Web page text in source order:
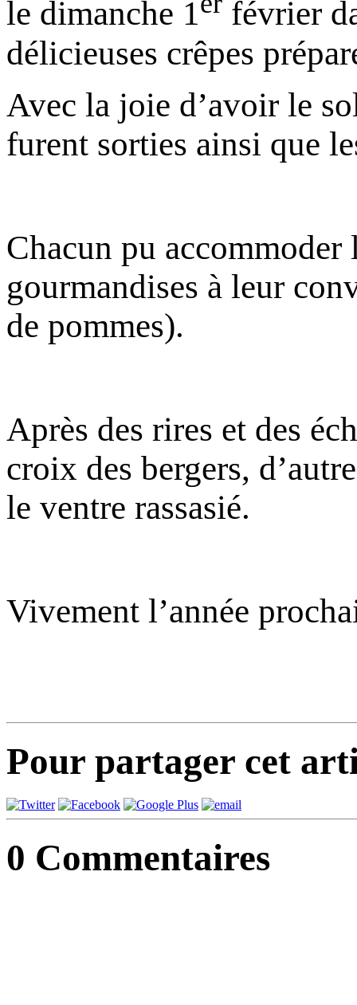
le dimanche 1
février
délicieuses crêpes
Avec la joie d’avoir le
furent sorties ainsi que
Chacun pu accommoder
gourmandises à leur
de pommes).
Après des rires et des
croix des bergers,
le ventre rassasié.
Vivement l’année
Pour partager cet
0 Commentaires